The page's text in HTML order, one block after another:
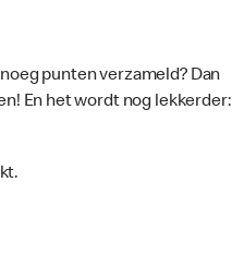
punten verzameld? Dan
En het wordt nog lekkerder: